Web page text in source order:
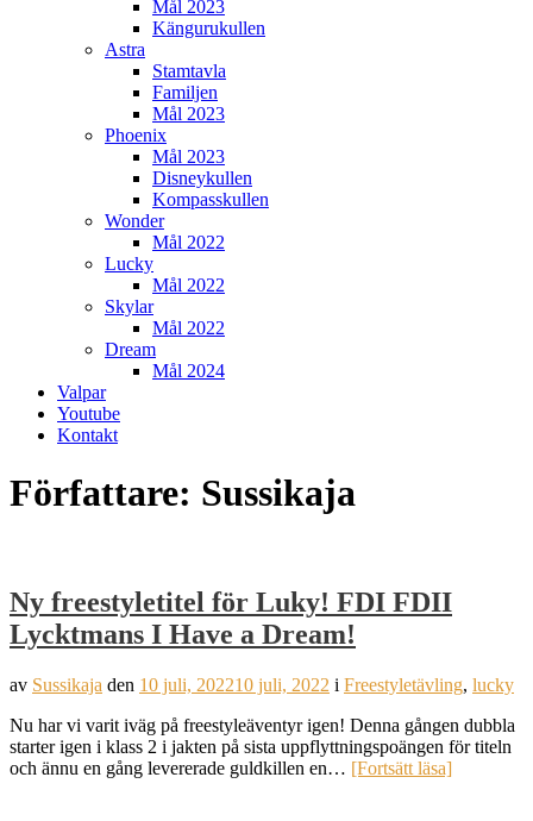
Mål 2023
Kängurukullen
Astra
Stamtavla
Familjen
Mål 2023
Phoenix
Mål 2023
Disneykullen
Kompasskullen
Wonder
Mål 2022
Lucky
Mål 2022
Skylar
Mål 2022
Dream
Mål 2024
Valpar
Youtube
Kontakt
Författare: Sussikaja
Ny freestyletitel för Luky! FDI FDII
Lycktmans I Have a Dream!
av Sussikaja den 10 juli, 202210 juli, 2022 i Freestyletävling, lucky
Nu har vi varit iväg på freestyleäventyr igen! Denna gången dubbla
starter igen i klass 2 i jakten på sista uppflyttningspoängen för titeln
och ännu en gång levererade guldkillen en… [Fortsätt läsa]